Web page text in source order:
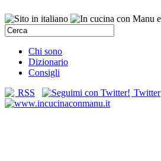
Chi sono
Dizionario
Consigli
RSS
Twitter